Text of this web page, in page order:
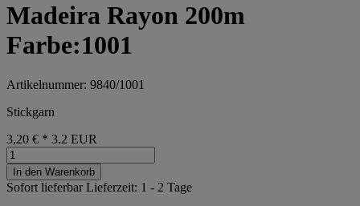
Madeira Rayon 200m
Farbe:1001
Artikelnummer: 9840/1001
Stickgarn
3,20 € * 3.2 EUR
In den Warenkorb
Sofort lieferbarLieferzeit: 1 - 2 Tage